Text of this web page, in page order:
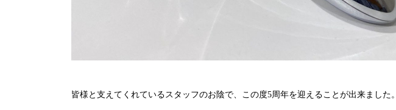
皆様と支えてくれているスタッフのお陰で、この度5周年を迎えることが出来ました。